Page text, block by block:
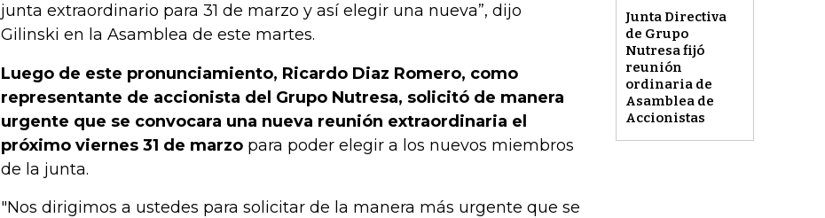
Junta Directiva
de Grupo
Nutresa fijó
reunión
ordinaria de
Asamblea de
Accionistas
junta extraordinario para 31 de marzo y así elegir una nueva”, dijo
Gilinski en la Asamblea de este martes.
Luego de este pronunciamiento, Ricardo Diaz Romero, como
representante de accionista del Grupo Nutresa, solicitó de manera
urgente que se convocara una nueva reunión extraordinaria el
próximo viernes 31 de marzo para poder elegir a los nuevos miembros
de la junta.
"Nos dirigimos a ustedes para solicitar de la manera más urgente que se